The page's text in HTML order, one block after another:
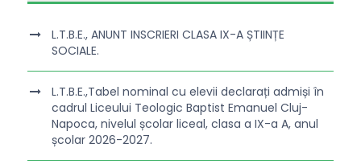
L.T.B.E., ANUNT INSCRIERI CLASA IX-A ȘTIINȚE
SOCIALE.
L.T.B.E.,Tabel nominal cu elevii declarați admiși în
cadrul Liceului Teologic Baptist Emanuel Cluj-
Napoca, nivelul școlar liceal, clasa a IX-a A, anul
școlar 2026-2027.